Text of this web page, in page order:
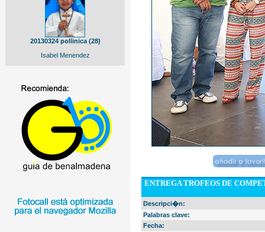
20130324 pollinica (28)
Isabel Menendez
ENTREGA TROFEOS DE
Descripci�n:
Palabras clave:
Fecha: